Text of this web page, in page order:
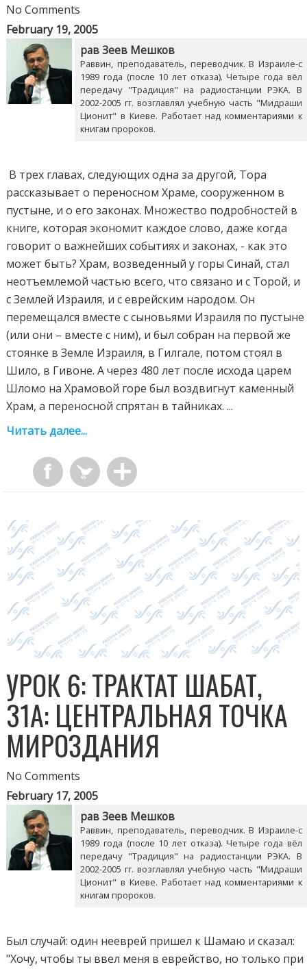
No Comments
February 19, 2005
рав Зеев Мешков
Раввин, преподаватель, переводчик. В Израиле-с
1989 года (после 10 лет отказа). Четыре года вёл
передачу "Традиция" на радиостанции РЭКА. В
2002-2005 гг. возглавлял учебную часть "Мидраши
Ционит" в Киеве. Работает над комментариями к
книгам пророков.
В трех главах, следующих одна за другой, Тора
рассказывает о переносном Храме, сооруженном в
пустыне, и о его законах. Множество подробностей в
книге, которая экономит каждое слово, даже когда
говорит о важнейших событиях и законах, - как это
может быть? Храм, возведенный у горы Синай, стал
неотъемлемой частью всего, что связано и с Торой, и
с Землей Израиля, и с еврейским народом. Он
перемещался вместе с сыновьями Израиля по пустыне
(или они – вместе с ним), и был собран на первой же
стоянке в Земле Израиля, в Гилгале, потом стоял в
Шило, в Гивоне. А через 480 лет после исхода царем
Шломо на Храмовой горе был воздвигнут каменный
Храм, а переносной спрятан в тайниках. ...
Читать далее...
УРОК 6: ТРАКТАТ ШАБАТ,
31А: ЦЕНТРАЛЬНАЯ ТОЧКА
МИРОЗДАНИЯ
No Comments
February 17, 2005
рав Зеев Мешков
Раввин, преподаватель, переводчик. В Израиле-с
1989 года (после 10 лет отказа). Четыре года вёл
передачу "Традиция" на радиостанции РЭКА. В
2002-2005 гг. возглавлял учебную часть "Мидраши
Ционит" в Киеве. Работает над комментариями к
книгам пророков.
Был случай: один нееврей пришел к Шамаю и сказал:
"Хочу, чтобы ты ввел меня в еврейство, но только при